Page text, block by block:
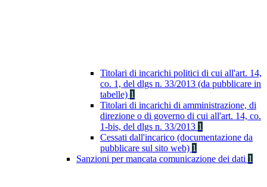
Titolari di incarichi politici di cui all'art. 14,
co. 1, del dlgs n. 33/2013 (da pubblicare in
tabelle) 1
Titolari di incarichi di amministrazione, di
direzione o di governo di cui all'art. 14, co.
1-bis, del dlgs n. 33/2013 1
Cessati dall'incarico (documentazione da
pubblicare sul sito web) 1
Sanzioni per mancata comunicazione dei dati 1